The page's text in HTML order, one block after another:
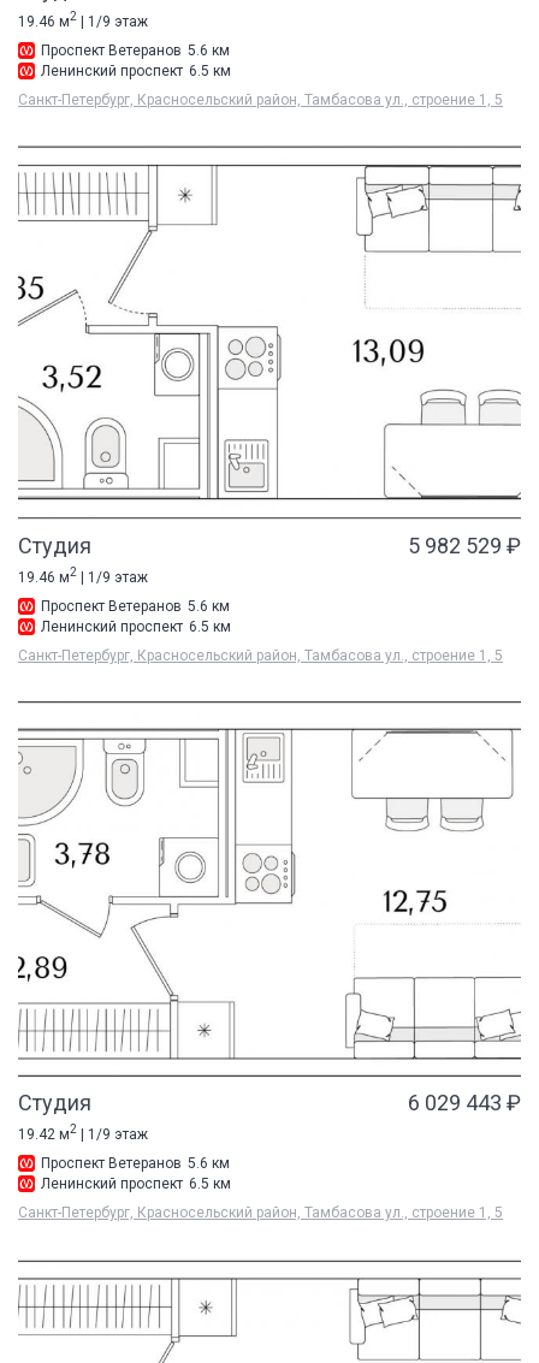
19.46 м2 | 1/9 этаж
Проспект Ветеранов 5.6 км
Ленинский проспект 6.5 км
Санкт-Петербург, Красносельский район, Тамбасова ул., строение 1, 5
Студия 5 982 529 ₽
19.46 м2
| 1/9 этаж
Проспект Ветеранов 5.6 км
Ленинский проспект 6.5 км
Санкт-Петербург, Красносельский район, Тамбасова ул., строение 1, 5
Студия 6 029 443 ₽
19.42 м2 | 1/9 этаж
Проспект Ветеранов 5.6 км
Ленинский проспект 6.5 км
Санкт-Петербург, Красносельский район, Тамбасова ул., строение 1, 5